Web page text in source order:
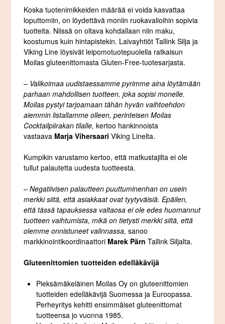
Koska tuotenimikkeiden määrää ei voida kasvattaa
loputtomiin, on löydettävä moniin ruokavalioihin sopivia
tuotteita. Niissä on oltava kohdallaan niin maku,
koostumus kuin hintapistekin. Laivayhtiöt Tallink Silja ja
Viking Line löysivät leipomotuotepuolella ratkaisun
Moilas gluteenittomasta Gluten-Free-tuotesarjasta.
– Valikoimaa uudistaessamme pyrimme aina löytämään
parhaan mahdollisen tuotteen, joka sopisi monelle.
Moilas pystyi tarjoamaan tähän hyvän vaihtoehdon
aiemmin listallamme olleen, perinteisen Moilas
Cocktailpiirakan tilalle,kertoo hankinnoista
vastaava Marja Vihersaari Viking Linelta.
Kumpikin varustamo kertoo, että matkustajilta ei ole
tullut palautetta uudesta tuotteesta.
– Negatiivisen palautteen puuttuminenhan on usein
merkki siitä, että asiakkaat ovat tyytyväisiä. Epäilen,
että tässä tapauksessa valtaosa ei ole edes huomannut
tuotteen vaihtumista, mikä on tietysti merkki siitä, että
olemme onnistuneet valinnassa, sanoo
markkinointikoordinaattori Marek Pärn Tallink Siljalta.
Gluteenittomien tuotteiden edelläkävijä
Pieksämäkeläinen Moilas Oy on gluteenittomien
tuotteiden edelläkävijä Suomessa ja Euroopassa.
Perheyritys kehitti ensimmäiset gluteenittomat
tuotteensa jo vuonna 1985.